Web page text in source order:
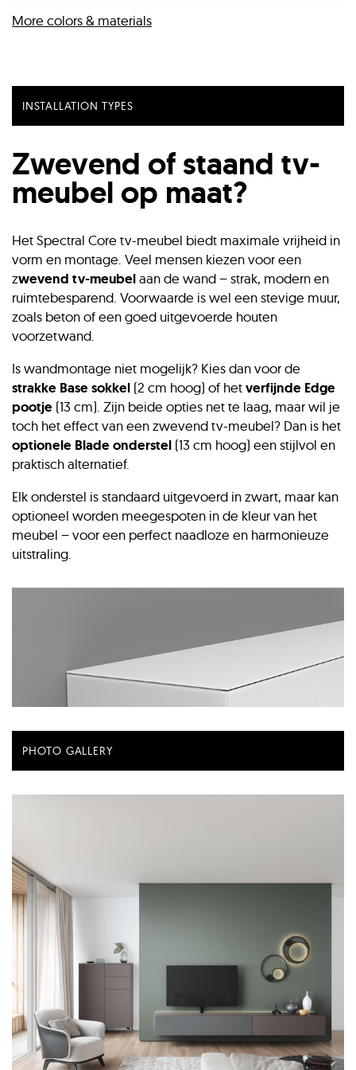
Uni Colour Glas | Granite (GN)
Uni Colour Glas | Smoke (SM)
Uni Colour Glas | Espresso (ES)
Uni Colour Glas | Cobalt (CO)
Metallic Glas | Basalt (BAS)
Metallic Glas | Slate Grey (SGR)
Metallic Glas | Champagne (CHA)
Metallic Glas | Sable (SBL)
Metallic Glas | Roast (RO)
Marmor Black | DG-100
Marmor White | DG-101
Marmor Grey | DG-102
Marmor Slate | DG-103
Marmor Travertin | DG-106
Marmor Latte | DG-107
Marmor Latte Dust | DG-110
Concrete Platinum | DG-111
Concrete Nature | DG-112
Acoustic fabric flaps | Silver (SF)
Acoustic fabric flaps | Pebble (PE)
Acoustic fabric flaps | Carbon (CF)
More colors & materials
INSTALLATION TYPES
Zwevend of staand tv-
meubel op maat?
Het Spectral Core tv-meubel biedt maximale vrijheid in
vorm en montage. Veel mensen kiezen voor een
zwevend tv-meubelaan de wand – strak, modern en
ruimtebesparend. Voorwaarde is wel een stevige muur,
zoals beton of een goed uitgevoerde houten
voorzetwand.
Is wandmontage niet mogelijk? Kies dan voor de
strakke Base sokkel (2 cm hoog) of hetverfijnde Edge
pootje (13 cm). Zijn beide opties net te laag, maar wil je
toch het effect van een zwevend tv-meubel? Dan is het
optionele Blade onderstel (13 cm hoog) een stijlvol en
praktisch alternatief.
Elk onderstel is standaard uitgevoerd in zwart, maar kan
optioneel worden meegespoten in de kleur van het
meubel – voor een perfect naadloze en harmonieuze
uitstraling.
Base | sokkel 2,0 cm
Wandmontage
Edge | pootjes 13,0 cm
PHOTO GALLERY